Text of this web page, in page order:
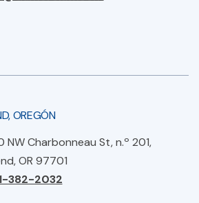
OREGÓN
NW Charbonneau St, n.º 201,
OR 97701
382-2032